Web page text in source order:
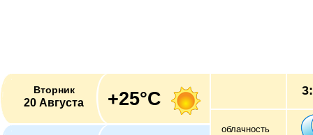
Вторник
20 Августа +25°C
облачность